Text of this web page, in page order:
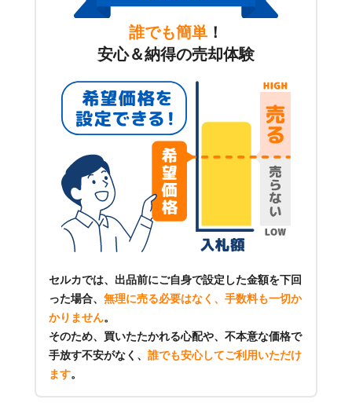
誰でも簡単 ！
安心＆納得の売却体験
セルカでは、出品前にご自身で設定した金額を下回
った場合、 無理に売る必要はなく、手数料も一切か
かりません。
そのため、買いたたかれる心配や、不本意な価格で
手放す不安がなく、 誰でも安心してご利用いただけ
ます。